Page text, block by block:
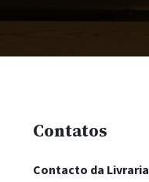
Contatos
Contacto da Livraria